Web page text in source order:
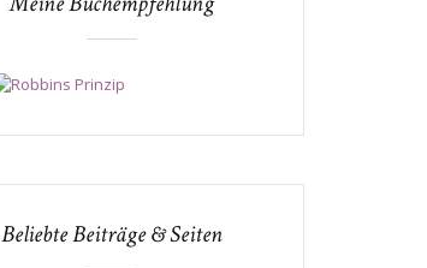
Beliebte Beiträge & Seiten